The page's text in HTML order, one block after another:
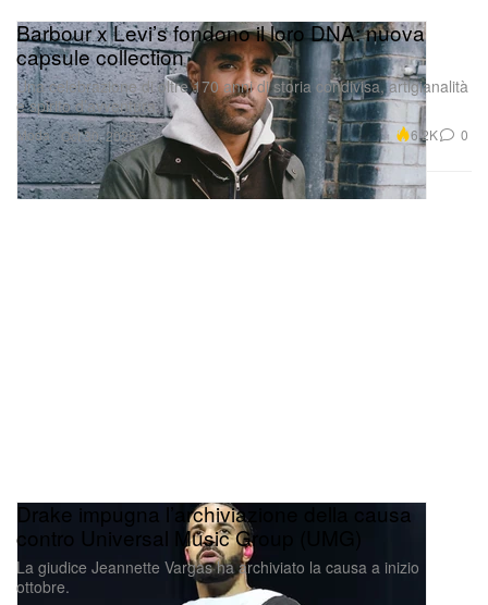
Moda
Barbour x Levi’s fondono il loro DNA: nuova
capsule collection
Una celebrazione di oltre 170 anni di storia condivisa, artigianalità
e spirito d’avventura.
Oct 30, 2025 6.2K 0
Drake impugna l’archiviazione della causa
contro Universal Music Group (UMG)
La giudice Jeannette Vargas ha archiviato la causa a inizio
ottobre.